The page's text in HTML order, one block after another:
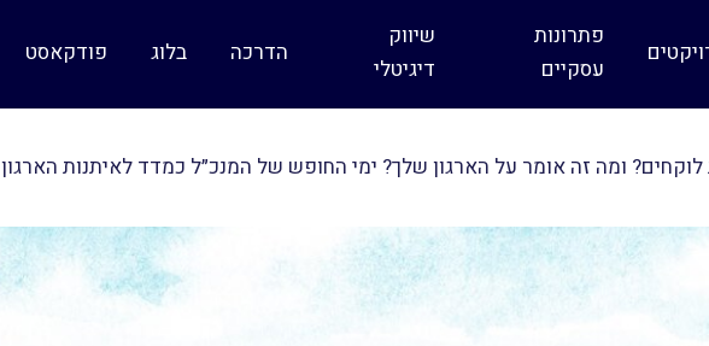
פתרונות
עסקיים
שיווק
דיגיטלי
הדרכה בלוג פודקאסט
ומה זה אומר על הארגון שלך? ימי החופש של המנכ״ל כמדד לאיתנות הארגון